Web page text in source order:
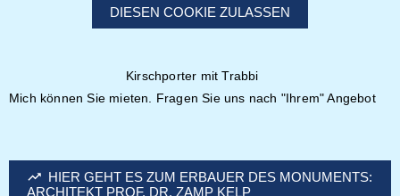
DIESEN COOKIE ZULASSEN
Kirschporter mit Trabbi
Mich können Sie mieten. Fragen Sie uns nach "Ihrem" Angebot
HIER GEHT ES ZUM ERBAUER DES MONUMENTS:
ARCHITEKT PROF. DR. ZAMP KELP